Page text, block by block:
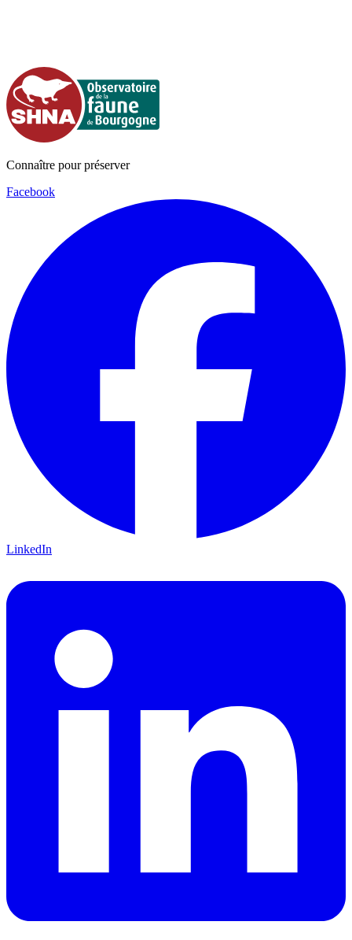
Connaître pour préserver
Facebook
LinkedIn